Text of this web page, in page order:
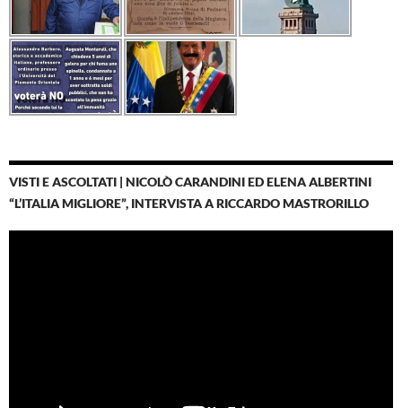
VISTI E ASCOLTATI | NICOLÒ CARANDINI ED ELENA ALBERTINI
“L’ITALIA MIGLIORE”, INTERVISTA A RICCARDO MASTRORILLO